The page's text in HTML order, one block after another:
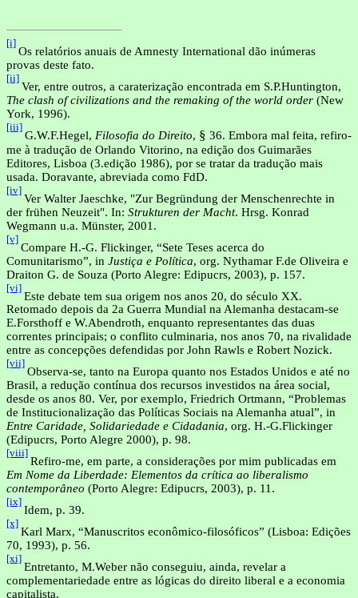
[i]
Os relatórios anuais de Amnesty International dão inúmeras
provas deste fato.
[ii]
Ver, entre outros, a caraterização encontrada em S.P.Huntington,
The clash of civilizations and the remaking of the world order (New
York, 1996).
[iii]
G.W.F.Hegel, Filosofia do Direito, § 36. Embora mal feita, refiro-
me à tradução de Orlando Vitorino, na edição dos Guimarães
Editores, Lisboa (3.edição 1986), por se tratar da tradução mais
usada. Doravante, abreviada como FdD.
[iv]
Ver Walter Jaeschke, "Zur Begründung der Menschenrechte in
der frühen Neuzeit". In: Strukturen der Macht. Hrsg. Konrad
Wegmann u.a. Münster, 2001.
[v]
Compare H.-G. Flickinger, “Sete Teses acerca do
Comunitarismo”, in Justiça e Política, org. Nythamar F.de Oliveira e
Draiton G. de Souza (Porto Alegre: Edipucrs, 2003), p. 157.
[vi]
Este debate tem sua origem nos anos 20, do século XX.
Retomado de­pois da 2a Guerra Mundial na Alemanha destacam-se
E.Forsthoff e W.Abendroth, enquanto representantes das duas
correntes principais; o conflito culminaria, nos anos 70, na rivalidade
entre as concepções defendidas por John Rawls e Robert Nozick.
[vii]
Observa-se, tanto na Europa quanto nos Estados Unidos e até no
Brasil, a redução contínua dos recursos investidos na área social,
desde os anos 80. Ver, por exemplo, Friedrich Ortmann, “Problemas
de Institucionalização das Políticas Sociais na Alemanha atual”, in
Entre Caridade, Solidariedade e Cidadania, org. H.-G.Flickinger
(Edipucrs, Porto Alegre 2000), p. 98.
[viii]
Refiro-me, em parte, a considerações por mim publicadas em
Em Nome da Liberdade: Elementos da crítica ao liberalismo
contemporâneo (Porto Alegre: Edipucrs, 2003), p. 11.
[ix]
Idem, p. 39.
[x]
Karl Marx, “Manuscritos econômico-filosóficos” (Lisboa: Edições
70, 1993), p. 56.
[xi]
Entretanto, M.Weber não conseguiu, ainda, revelar a
complementarie­dade entre as lógicas do direito liberal e a economia
capitalista.